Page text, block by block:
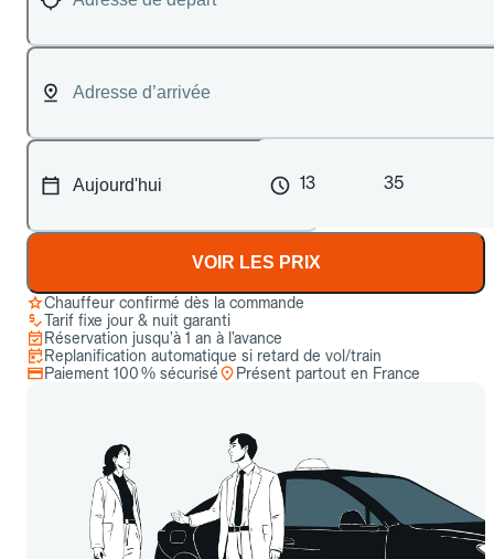
13 35
VOIR LES PRIX
Chauffeur confirmé dès la commande
Tarif fixe jour & nuit garanti
Réservation jusqu’à 1 an à l’avance
Replanification automatique si retard de vol/train
Paiement 100 % sécurisé
Présent partout en France